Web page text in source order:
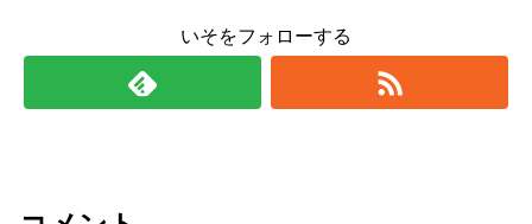
いそをフォローする